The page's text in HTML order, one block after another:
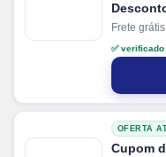
Frete
SP.
cartão.
✅
OFERTA
Cupom